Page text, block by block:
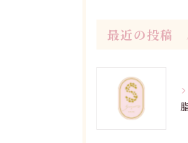
最近の投稿